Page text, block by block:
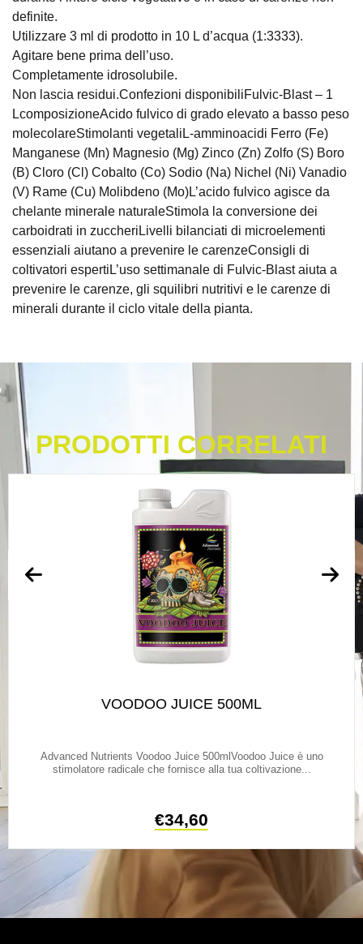
definite.
Utilizzare 3 ml di prodotto in 10 L d’acqua (1:3333).
Agitare bene prima dell’uso.
Completamente idrosolubile.
Non lascia residui.Confezioni disponibiliFulvic-Blast – 1
LcomposizioneAcido fulvico di grado elevato a basso peso
molecolareStimolanti vegetaliL-amminoacidi Ferro (Fe)
Manganese (Mn) Magnesio (Mg) Zinco (Zn) Zolfo (S) Boro
(B) Cloro (Cl) Cobalto (Co) Sodio (Na) Nichel (Ni) Vanadio
(V) Rame (Cu) Molibdeno (Mo)L’acido fulvico agisce da
chelante minerale naturaleStimola la conversione dei
carboidrati in zuccheriLivelli bilanciati di microelementi
essenziali aiutano a prevenire le carenzeConsigli di
coltivatori espertiL’uso settimanale di Fulvic-Blast aiuta a
prevenire le carenze, gli squilibri nutritivi e le carenze di
minerali durante il ciclo vitale della pianta.
PRODOTTI CORRELATI
VOODOO JUICE 500ML
Advanced Nutrients Voodoo Juice 500mlVoodoo Juice è uno
stimolatore radicale che fornisce alla tua coltivazione...
€34,60